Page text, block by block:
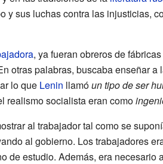
y sus luchas contra las injusticias,
, ya fueran obreros de
otras palabras, buscaba enseñar a
lo que Lenin llamóun tipo de ser
realismo socialista eran como
al trabajador tal como se
al gobierno. Los trabajadores
de estudio. Además, era necesario